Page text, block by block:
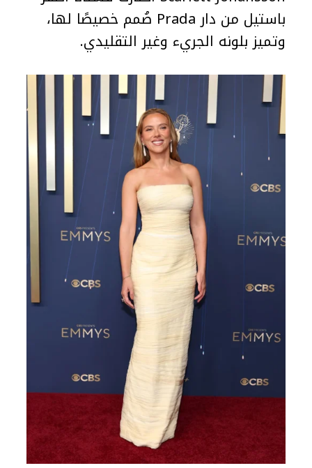
باستيل من دار Prada صُمم خصيصًا لها،
وتميز بلونه الجريء وغير التقليدي.